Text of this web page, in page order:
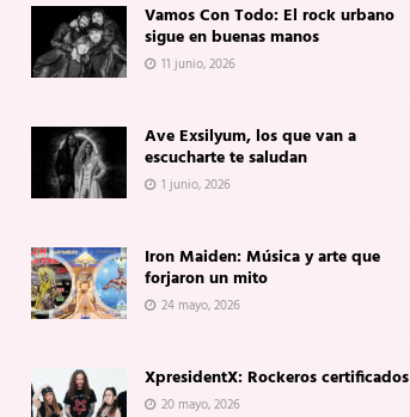
Vamos Con Todo: El rock urbano
sigue en buenas manos
11 junio, 2026
Ave Exsilyum, los que van a
escucharte te saludan
1 junio, 2026
Iron Maiden: Música y arte que
forjaron un mito
24 mayo, 2026
XpresidentX: Rockeros certificados
20 mayo, 2026